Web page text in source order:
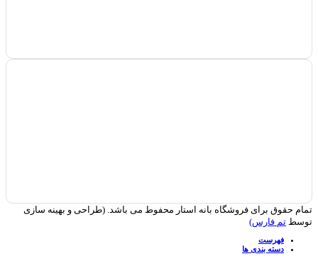
تمام حقوق برای فروشگاه بانه استار محفوط می باشد. (طراحی و بهینه سازی
توسط تم فارس)
فهرست
دسته بندی ها